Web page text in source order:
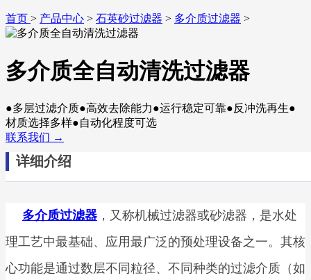
首页 > 产品中心 > 石英砂过滤器 > 多介质过滤器 >
多介质全自动清洗过滤器
●多层过滤介质●高效去除能力●运行稳定可靠●反冲洗再生●
材质选择多样●自动化程度可选
联系我们 →
详细介绍
多介质过滤器 ，又称机械过滤器或砂滤器，是水处
理工艺中最基础、应用最广泛的预处理设备之一。其核
心功能是通过数层不同粒径、不同种类的过滤介质（如